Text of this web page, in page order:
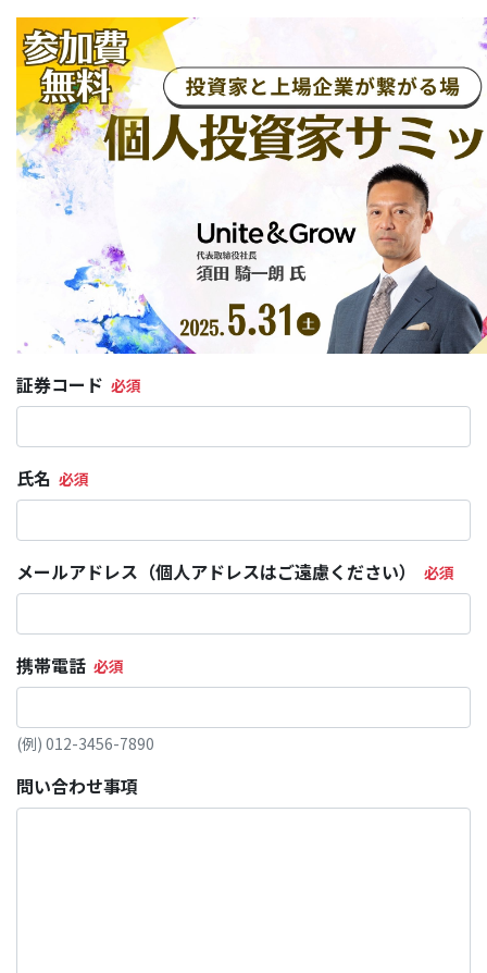
証券コード
氏名
メールアドレス（個人アドレスはご遠慮ください）
携帯電話
(例) 012-3456-7890
問い合わせ事項